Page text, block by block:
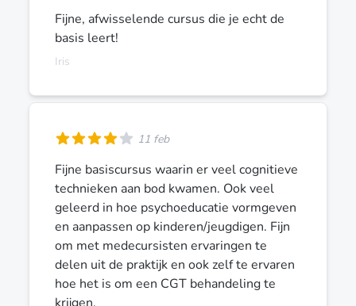
Fijne, afwisselende cursus die je echt de
basis leert!
Iris
11 feb
Fijne basiscursus waarin er veel cognitieve
technieken aan bod kwamen. Ook veel
geleerd in hoe psychoeducatie vormgeven
en aanpassen op kinderen/jeugdigen. Fijn
om met medecursisten ervaringen te
delen uit de praktijk en ook zelf te ervaren
hoe het is om een CGT behandeling te